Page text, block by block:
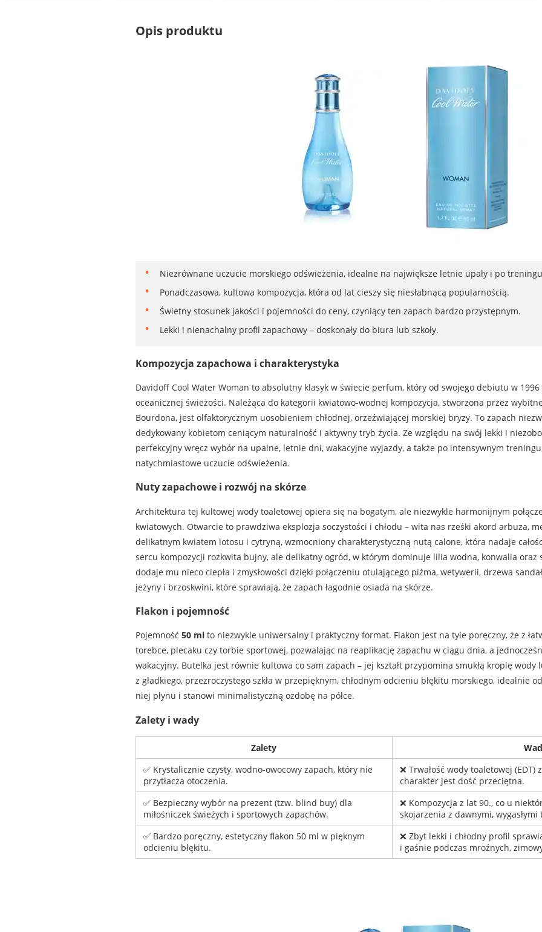
Opis produktu
Niezrównane uczucie morskiego odświeżenia, idealne na największe letnie upały i po
Ponadczasowa, kultowa kompozycja, która od lat cieszy się niesłabnącą popularnością.
Świetny stosunek jakości i pojemności do ceny, czyniący ten zapach bardzo przystępnym.
Lekki i nienachalny profil zapachowy – doskonały do biura lub szkoły.
Kompozycja zapachowa i charakterystyka
Davidoff Cool Water Woman to absolutny klasyk w świecie perfum, który od swojego debiutu w
oceanicznej świeżości. Należąca do kategorii kwiatowo-wodnej kompozycja, stworzona przez
Bourdona, jest olfaktorycznym uosobieniem chłodnej, orzeźwiającej morskiej bryzy. To zapach
dedykowany kobietom ceniącym naturalność i aktywny tryb życia. Ze względu na swój lekki i
perfekcyjny wręcz wybór na upalne, letnie dni, wakacyjne wyjazdy, a także po intensywnym
natychmiastowe uczucie odświeżenia.
Nuty zapachowe i rozwój na skórze
Architektura tej kultowej wody toaletowej opiera się na bogatym, ale niezwykle harmonijnym
kwiatowych. Otwarcie to prawdziwa eksplozja soczystości i chłodu – wita nas rześki akord arbuza,
delikatnym kwiatem lotosu i cytryną, wzmocniony charakterystyczną nutą calone, która nadaje
sercu kompozycji rozkwita bujny, ale delikatny ogród, w którym dominuje lilia wodna, konwalia oraz
dodaje mu nieco ciepła i zmysłowości dzięki połączeniu otulającego piżma, wetywerii, drzewa
jeżyny i brzoskwini, które sprawiają, że zapach łagodnie osiada na skórze.
Flakon i pojemność
Pojemność 50 mlto niezwykle uniwersalny i praktyczny format. Flakon jest na tyle poręczny, że z
torebce, plecaku czy torbie sportowej, pozwalając na reaplikację zapachu w ciągu dnia, a
wakacyjny. Butelka jest równie kultowa co sam zapach – jej kształt przypomina smukłą kroplę
z gładkiego, przezroczystego szkła w przepięknym, chłodnym odcieniu błękitu morskiego, idealnie
niej płynu i stanowi minimalistyczną ozdobę na półce.
Zalety i wady
Zalety
✅ Krystalicznie czysty, wodno-owocowy zapach, który nie
przytłacza otoczenia.
❌ Trwałość wody toaletowej
charakter jest dość przeciętna.
✅ Bezpieczny wybór na prezent (tzw. blind buy) dla
miłośniczek świeżych i sportowych zapachów.
❌ Kompozycja z lat 90., co u
skojarzenia z dawnymi,
✅ Bardzo poręczny, estetyczny flakon 50 ml w pięknym
odcieniu błękitu.
❌ Zbyt lekki i chłodny profil
i gaśnie podczas mroźnych,